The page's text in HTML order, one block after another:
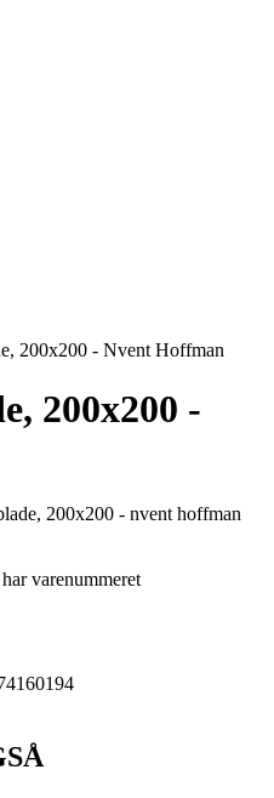
200x200 - Nvent Hoffman
200x200 -
200x200 - nvent hoffman
varenummeret